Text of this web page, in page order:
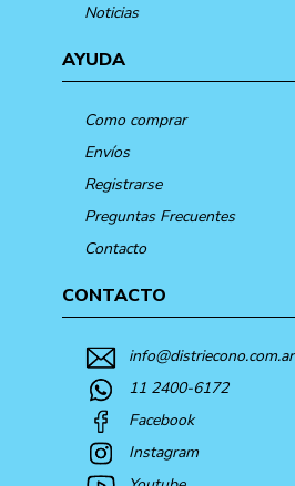
Noticias
AYUDA
Como comprar
Envíos
Registrarse
Preguntas Frecuentes
Contacto
CONTACTO
info@distriecono.com.ar
11 2400-6172
Facebook
Instagram